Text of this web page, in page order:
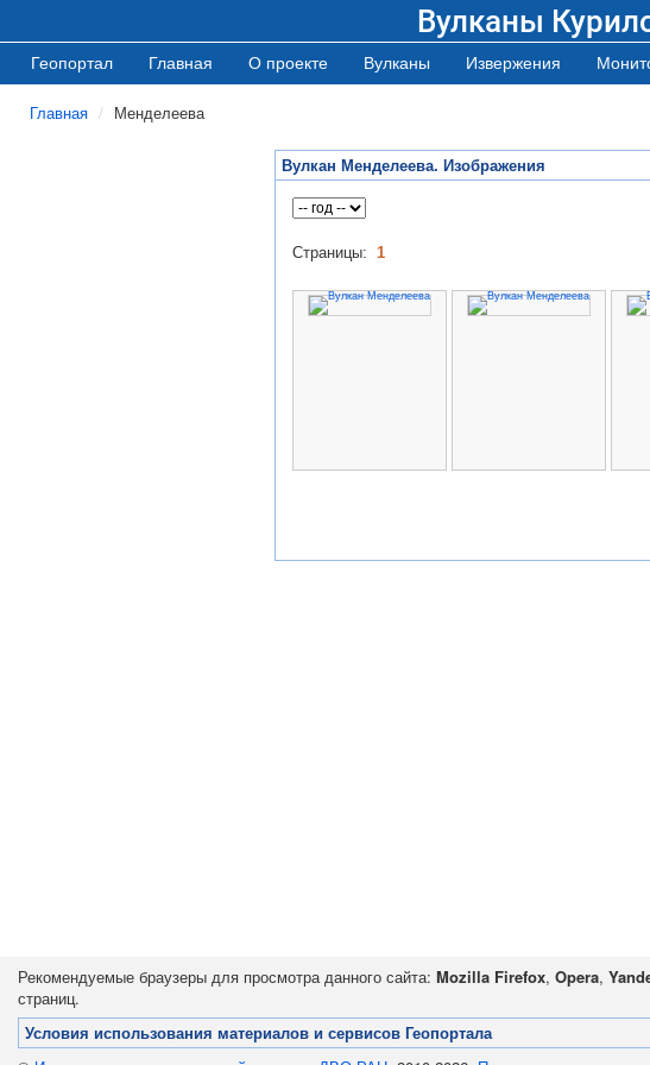
Вулканы
Геопортал Главная О проекте Вулканы Извержения
Главная Менделеева
Вулкан Менделеева. Изображения
Страницы: 1
Рекомендуемые браузеры для просмотра данного сайта: Mozilla Firefox, Opera,
страниц.
Условия использования материалов и сервисов Геопортала